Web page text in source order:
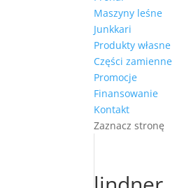
Maszyny leśne
Junkkari
Produkty własne
Części zamienne
Promocje
Finansowanie
Kontakt
Zaznacz stronę